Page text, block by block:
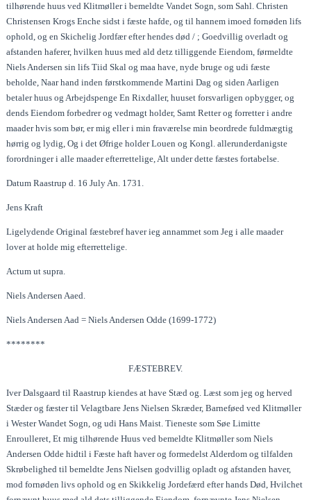
tilhørende huus ved Klitmøller i bemeldte Vandet Sogn, som Sahl. Christen
Christensen Krogs Enche sidst i fæste hafde, og til hannem imoed fornøden lifs
ophold, og en Skichelig Jordfær efter hendes død / ; Goedvillig overladt og
afstanden haferer, hvilken huus med ald detz tilliggende Eiendom, førmeldte
Niels Andersen sin lifs Tiid Skal og maa have, nyde bruge og udi fæste
beholde, Naar hand inden førstkommende Martini Dag og siden Aarligen
betaler huus og Arbejdspenge En Rixdaller, huuset forsvarligen opbygger, og
dends Eiendom forbedrer og vedmagt holder, Samt Retter og forretter i andre
maader hvis som bør, er mig eller i min fraværelse min beordrede fuldmægtig
hørrig og lydig, Og i det Øfrige holder Louen og Kongl. allerunderdanigste
forordninger i alle maader efterrettelige, Alt under dette fæstes fortabelse.
Datum Raastrup d. 16 July An. 1731.
Jens Kraft
Ligelydende Original fæstebref haver ieg annammet som Jeg i alle maader
lover at holde mig efterrettelige.
Actum ut supra.
Niels Andersen Aaed.
Niels Andersen Aad = Niels Andersen Odde (1699-1772)
********
FÆSTEBREV.
Iver Dalsgaard til Raastrup kiendes at have Stæd og. Læst som jeg og herved
Stæder og fæster til Velagtbare Jens Nielsen Skræder, Barneføed ved Klitmøller
i Wester Wandet Sogn, og udi Hans Maist. Tieneste som Søe Limitte
Enroulleret, Et mig tilhørende Huus ved bemeldte Klitmøller som Niels
Andersen Odde hidtil i Fæste haft haver og formedelst Alderdom og tilfalden
Skrøbelighed til bemeldte Jens Nielsen godvillig opladt og afstanden haver,
mod fornøden livs ophold og en Skikkelig Jordefærd efter hands Død, Hvilchet